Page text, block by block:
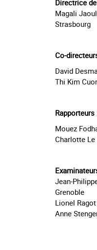
Directrice
Magali
Strasbourg
Co-
David
Thi Kim
Rapporteurs
Mouez
Charlotte Le
Jean-
Grenoble
Lionel
Anne